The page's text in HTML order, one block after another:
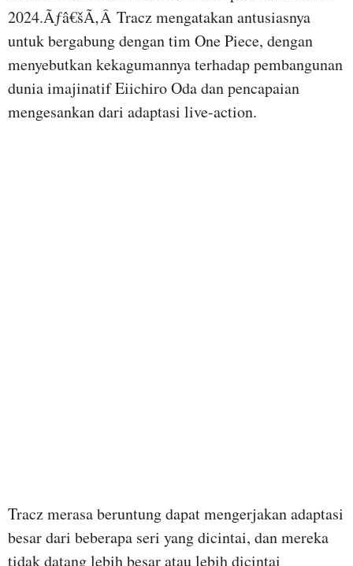
2024.Ãƒâ€šÃ‚Â Tracz mengatakan antusiasnya
untuk bergabung dengan tim One Piece, dengan
menyebutkan kekagumannya terhadap pembangunan
dunia imajinatif Eiichiro Oda dan pencapaian
mengesankan dari adaptasi live-action.
Tracz merasa beruntung dapat mengerjakan adaptasi
besar dari beberapa seri yang dicintai, dan mereka
tidak datang lebih besar atau lebih dicintai